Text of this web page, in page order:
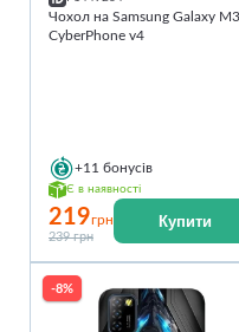
Чохол на Samsung Galaxy
CyberPhone v4
+11 бонусів
Є в наявності
219грн
239 грн
Купити
-8%